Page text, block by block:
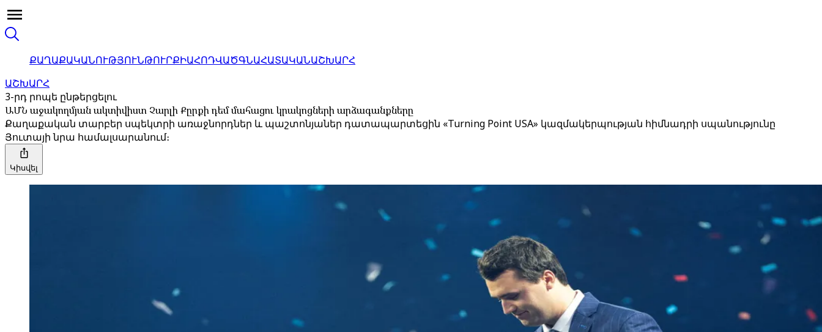
ՔԱՂԱՔԱԿԱՆՈՒԹՅՈՒՆԹՈՒՐՔԻԱՀՈԴՎԱԾԳՆԱՀԱՏԱԿԱՆԱՇԽԱՐՀ
ԱՇԽԱՐՀ
3-րդ րոպե ընթերցելու
ԱՄՆ աջակողմյան ակտիվիստ Չարլի Քըրքի դեմ մահացու կրակոցների արձագանքները
Քաղաքական տարբեր սպեկտրի առաջնորդներ և պաշտոնյաներ դատապարտեցին «Turning Point USA» կազմակերպության հիմնադրի սպանությունը
Յուտայի ​​նրա համալսարանում։
Կիսվել